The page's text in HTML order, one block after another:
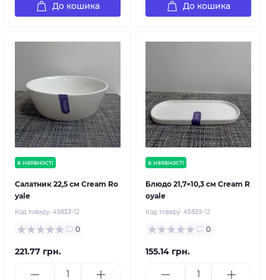
До кошика До кошика
в наявності
Салатник 22,5 см Cream Ro
yale
Код товару: 45833-12
0
221.77 грн.
в наявності
Блюдо 21,7×10,3 см Cream R
oyale
Код товару: 45839-12
0
155.14 грн.